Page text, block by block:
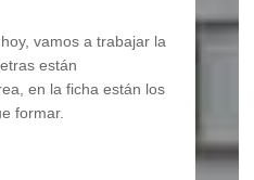
vamos a trabajar la
están
en la ficha están los
formar.